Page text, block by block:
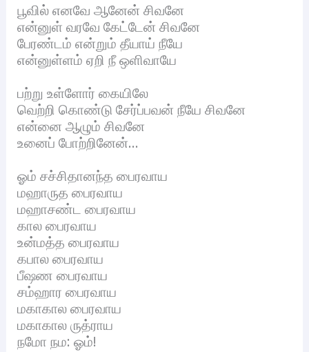
பூவில் எனவே ஆனேன் சிவனே
என்னுள் வரவே கேட்டேன் சிவனே
பேரண்டம் என்றும் தீயாய் நீயே
என்னுள்ளம் ஏறி நீ ஒளிவாயே
பற்று உள்ளோர் கையிலே
வெற்றி கொண்டு சேர்ப்பவன் நீயே சிவனே
என்னை ஆழும் சிவனே
உனைப் போற்றினேன்…
ஓம் சச்சிதானந்த பைரவாய
மஹாருத பைரவாய
மஹாசண்ட பைரவாய
கால பைரவாய
உன்மத்த பைரவாய
கபால பைரவாய
பீஷண பைரவாய
சம்ஹார பைரவாய
மகாகால பைரவாய
மகாகால ருத்ராய
நமோ நம: ஓம்!